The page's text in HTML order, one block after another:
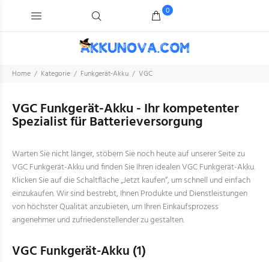
0
Home Kategorie Funkgerät-Akku VGC
VGC Funkgerät-Akku - Ihr kompetenter
Spezialist für Batterieversorgung
Warten Sie nicht länger, stöbern Sie noch heute auf unserer Seite zu
VGC Funkgerät-Akku und finden Sie Ihren idealen VGC Funkgerät-Akku.
Klicken Sie auf die Schaltfläche „Jetzt kaufen“, um schnell und einfach
einzukaufen. Wir sind bestrebt, Ihnen Produkte und Dienstleistungen
von höchster Qualität anzubieten, um Ihren Einkaufsprozess
angenehmer und zufriedenstellender zu gestalten.
VGC Funkgerät-Akku (1)